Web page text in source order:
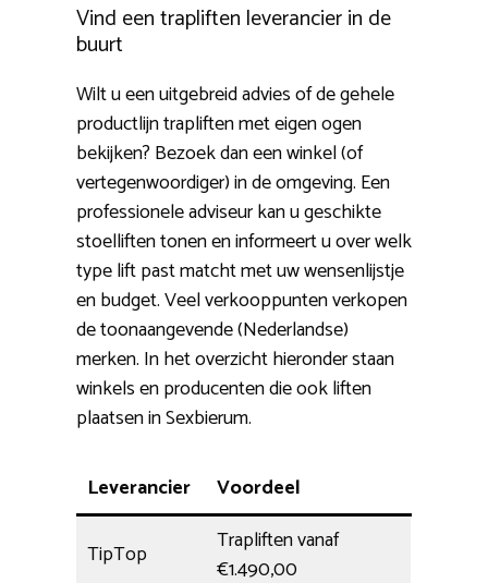
Vind een trapliften leverancier in de
buurt
Wilt u een uitgebreid advies of de gehele
productlijn trapliften met eigen ogen
bekijken? Bezoek dan een winkel (of
vertegenwoordiger) in de omgeving. Een
professionele adviseur kan u geschikte
stoelliften tonen en informeert u over welk
type lift past matcht met uw wensenlijstje
en budget. Veel verkooppunten verkopen
de toonaangevende (Nederlandse)
merken. In het overzicht hieronder staan
winkels en producenten die ook liften
plaatsen in Sexbierum.
Leverancier Voordeel
TipTop
Trapliften vanaf
€1.490,00